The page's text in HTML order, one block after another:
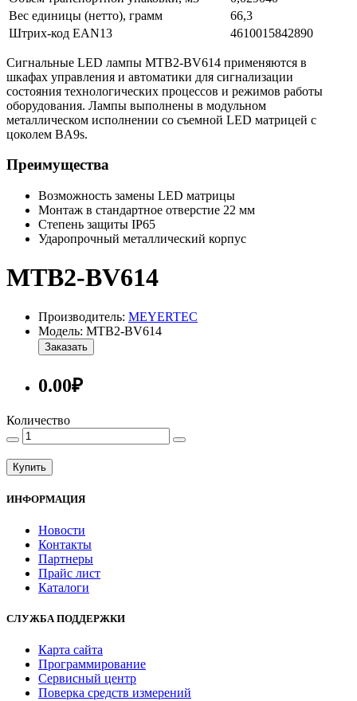
Вес единицы (нетто), грамм
66,3
Штрих-код EAN13
4610015842890
Сигнальные LED лампы MTB2-BV614 применяются в
шкафах управления и автоматики для сигнализации
состояния технологических процессов и режимов работы
оборудования. Лампы выполнены в модульном
металлическом исполнении со съемной LED матрицей с
цоколем BA9s.
Преимущества
Возможность замены LED матрицы
Монтаж в стандартное отверстие 22 мм
Степень защиты IP65
Ударопрочный металлический корпус
MTB2-BV614
Производитель: MEYERTEC
Модель: MTB2-BV614
Заказать
0.00₽
Количество
Купить
ИНФОРМАЦИЯ
Новости
Контакты
Партнеры
Прайс лист
Каталоги
СЛУЖБА ПОДДЕРЖКИ
Карта сайта
Программирование
Сервисный центр
Поверка средств измерений